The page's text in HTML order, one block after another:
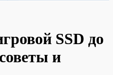
SSD до
и